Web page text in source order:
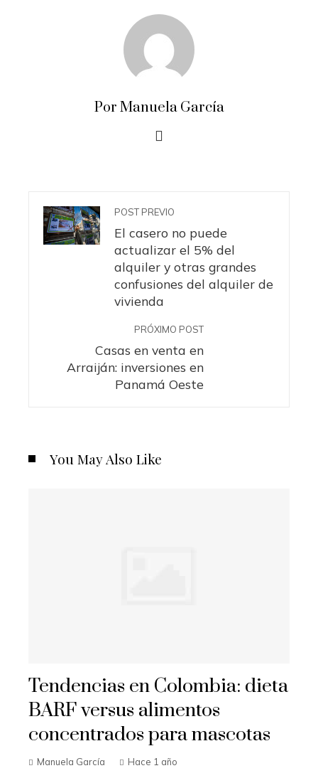
Por Manuela García
POST PREVIO
El casero no puede
actualizar el 5% del
alquiler y otras grandes
confusiones del alquiler de
vivienda
PRÓXIMO POST
Casas en venta en
Arraiján: inversiones en
Panamá Oeste
You May Also Like
Tendencias en Colombia: dieta
BARF versus alimentos
concentrados para mascotas
Manuela García Hace 1 año